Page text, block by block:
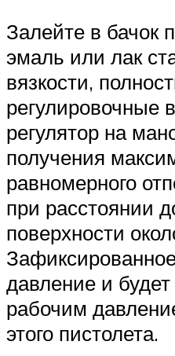
Залейте в бачок
эмаль или лак
вязкости,
регулировочные
регулятор на
получения
равномерного
при расстоянии
поверхности
давление и
рабочим
этого пистолета.